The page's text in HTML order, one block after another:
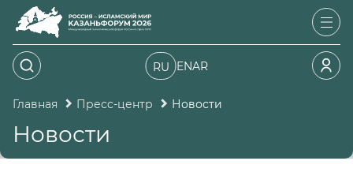
RU ENAR
Главная Пресс-центр Новости
Новости